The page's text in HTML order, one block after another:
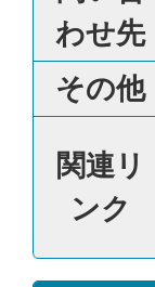
わせ先
その他
関連リ
ンク